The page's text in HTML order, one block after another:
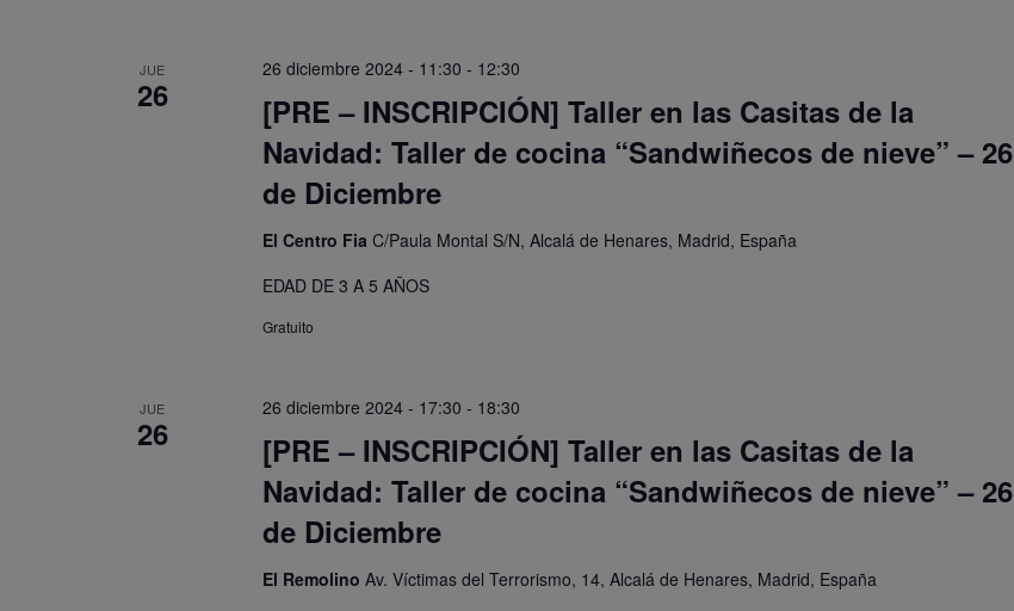
JUE
26
[PRE – INSCRIPCIÓN] Taller en las Casitas de la
Navidad: Taller de cocina “Sandwiñecos de nieve” – 26
de Diciembre
26 diciembre 2024 - 11:30 - 12:30
El Centro Fia C/Paula Montal S/N, Alcalá de Henares, Madrid, España
EDAD DE 3 A 5 AÑOS
Gratuito
JUE
26
[PRE – INSCRIPCIÓN] Taller en las Casitas de la
Navidad: Taller de cocina “Sandwiñecos de nieve” – 26
de Diciembre
26 diciembre 2024 - 17:30 - 18:30
El Remolino Av. Víctimas del Terrorismo, 14, Alcalá de Henares, Madrid, España